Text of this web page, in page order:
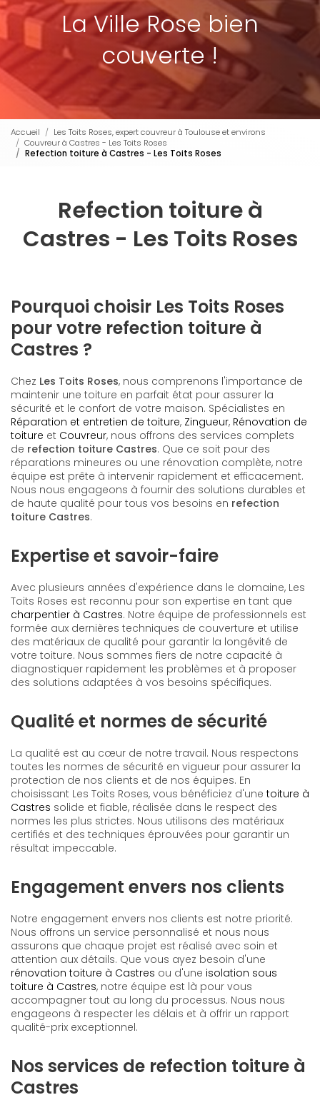
La Ville Rose bien
couverte !
Accueil
Les Toits Roses, expert couvreur à Toulouse et environs
Couvreur à Castres - Les Toits Roses
Refection toiture à Castres - Les Toits Roses
Refection toiture à
Castres - Les Toits Roses
Pourquoi choisir Les Toits Roses
pour votre refection toiture à
Castres ?
Chez Les Toits Roses, nous comprenons l'importance de
maintenir une toiture en parfait état pour assurer la
sécurité et le confort de votre maison. Spécialistes en
Réparation et entretien de toiture, Zingueur, Rénovation de
toiture et Couvreur, nous offrons des services complets
de refection toiture Castres. Que ce soit pour des
réparations mineures ou une rénovation complète, notre
équipe est prête à intervenir rapidement et efficacement.
Nous nous engageons à fournir des solutions durables et
de haute qualité pour tous vos besoins en refection
toiture Castres.
Expertise et savoir-faire
Avec plusieurs années d'expérience dans le domaine, Les
Toits Roses est reconnu pour son expertise en tant que
charpentier à Castres. Notre équipe de professionnels est
formée aux dernières techniques de couverture et utilise
des matériaux de qualité pour garantir la longévité de
votre toiture. Nous sommes fiers de notre capacité à
diagnostiquer rapidement les problèmes et à proposer
des solutions adaptées à vos besoins spécifiques.
Qualité et normes de sécurité
La qualité est au cœur de notre travail. Nous respectons
toutes les normes de sécurité en vigueur pour assurer la
protection de nos clients et de nos équipes. En
choisissant Les Toits Roses, vous bénéficiez d'une toiture à
Castres solide et fiable, réalisée dans le respect des
normes les plus strictes. Nous utilisons des matériaux
certifiés et des techniques éprouvées pour garantir un
résultat impeccable.
Engagement envers nos clients
Notre engagement envers nos clients est notre priorité.
Nous offrons un service personnalisé et nous nous
assurons que chaque projet est réalisé avec soin et
attention aux détails. Que vous ayez besoin d'une
rénovation toiture à Castres ou d'une isolation sous
toiture à Castres, notre équipe est là pour vous
accompagner tout au long du processus. Nous nous
engageons à respecter les délais et à offrir un rapport
qualité-prix exceptionnel.
Nos services de refection toiture à
Castres